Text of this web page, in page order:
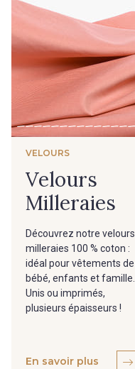
VELOURS
Velours
Milleraies
Découvrez notre velours
milleraies 100 % coton :
idéal pour vêtements de
bébé, enfants et famille.
Unis ou imprimés,
plusieurs épaisseurs !
En savoir plus